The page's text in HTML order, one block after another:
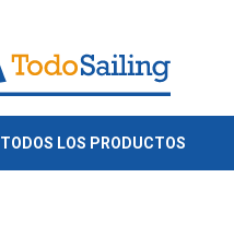
TODOS LOS PRODUCTOS